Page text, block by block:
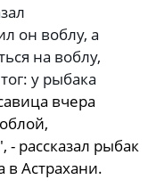
он воблу, а
на воблу,
у рыбака
вчера
рассказал рыбак
в Астрахани.